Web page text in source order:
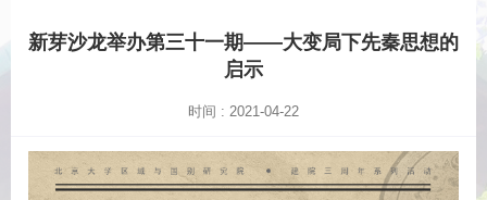
新芽沙龙举办第三十一期——大变局下先秦思想的
启示
时间 : 2021-04-22